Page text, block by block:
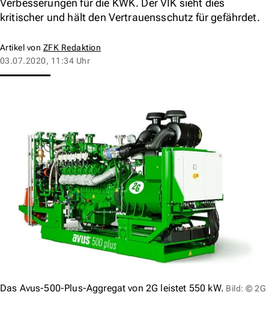
kritischer und hält den Vertrauensschutz für gefährdet.
Artikel von ZFK Redaktion
03.07.2020, 11:34 Uhr
Das Avus-500-Plus-Aggregat von 2G leistet 550 kW. Bild: © 2G